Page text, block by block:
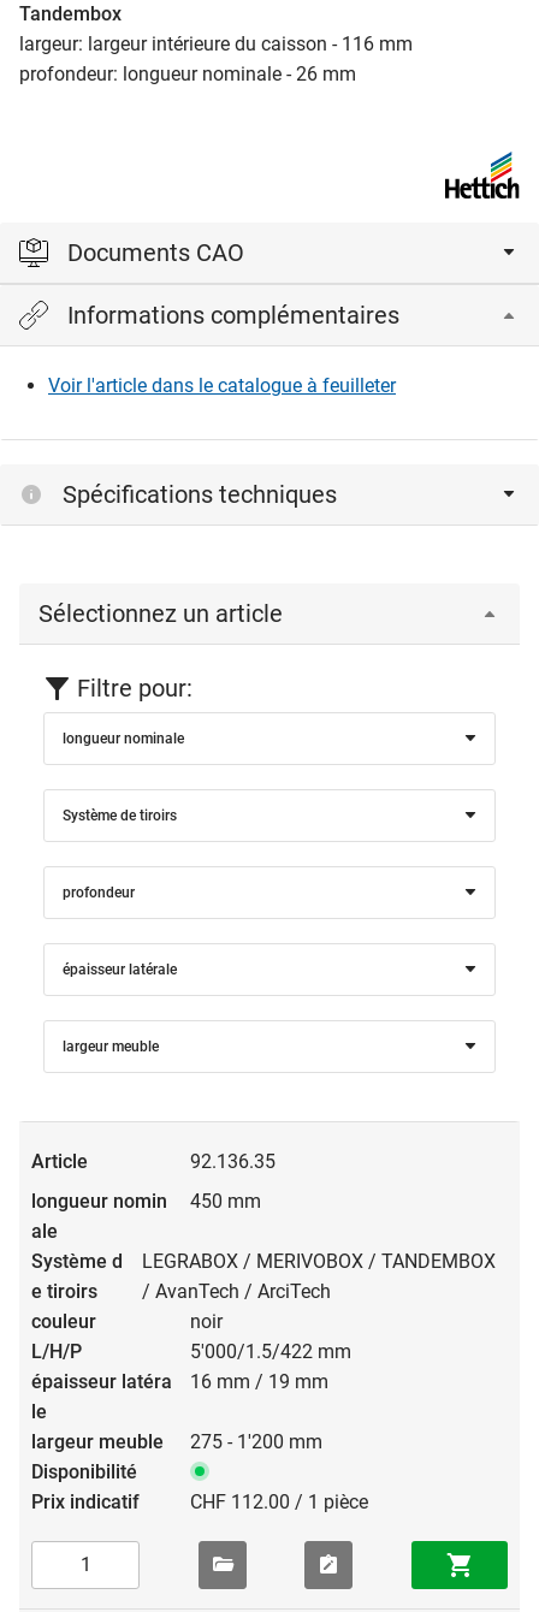
Tandembox
largeur: largeur intérieure du caisson - 116 mm
profondeur: longueur nominale - 26 mm
Documents CAO
Veuillez vous connecter pour afficher et télécharger les
fichiers CAD.
Connexion
Informations complémentaires
Voir l'article dans le catalogue à feuilleter
Spécifications techniques
Sélectionnez un article
Filtre pour:
longueur nominale
Système de tiroirs
profondeur
épaisseur latérale
largeur meuble
92.136.35
450 mm
LEGRABOX / MERIVOBOX / TANDEMBOX
/ AvanTech / ArciTech
noir
5'000/1.5/422 mm
16 mm / 19 mm
275 - 1'200 mm
CHF 112.00 / 1 pièce